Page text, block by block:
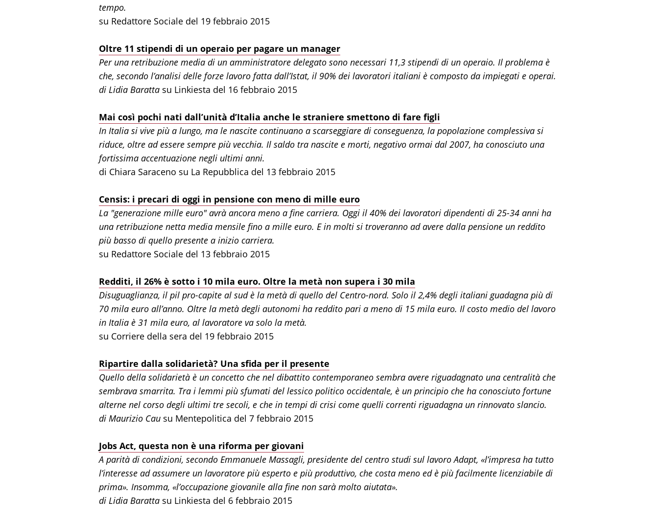
tempo.
su Redattore Sociale del 19 febbraio 2015
Oltre 11 stipendi di un operaio per pagare un manager
Per una retribuzione media di un amministratore delegato sono necessari 11,3 stipendi di un operaio. Il problema è
che, secondo l’analisi delle forze lavoro fatta dall’Istat, il 90% dei lavoratori italiani è composto da impiegati e operai.
di Lidia Baratta su Linkiesta del 16 febbraio 2015
Mai così pochi nati dall’unità d’Italia anche le straniere smettono di fare figli
In Italia si vive più a lungo, ma le nascite continuano a scarseggiare di conseguenza, la popolazione complessiva si
riduce, oltre ad essere sempre più vecchia. Il saldo tra nascite e morti, negativo ormai dal 2007, ha conosciuto una
fortissima accentuazione negli ultimi anni.
di Chiara Saraceno su La Repubblica del 13 febbraio 2015
Censis: i precari di oggi in pensione con meno di mille euro
La "generazione mille euro" avrà ancora meno a fine carriera. Oggi il 40% dei lavoratori dipendenti di 25-34 anni ha
una retribuzione netta media mensile fino a mille euro. E in molti si troveranno ad avere dalla pensione un reddito
più basso di quello presente a inizio carriera.
su Redattore Sociale del 13 febbraio 2015
Redditi, il 26% è sotto i 10 mila euro. Oltre la metà non supera i 30 mila
Disuguaglianza, il pil pro-capite al sud è la metà di quello del Centro-nord. Solo il 2,4% degli italiani guadagna più di
70 mila euro all’anno. Oltre la metà degli autonomi ha reddito pari a meno di 15 mila euro. Il costo medio del lavoro
in Italia è 31 mila euro, al lavoratore va solo la metà.
su Corriere della sera del 19 febbraio 2015
Ripartire dalla solidarietà? Una sfida per il presente
Quello della solidarietà è un concetto che nel dibattito contemporaneo sembra avere riguadagnato una centralità che
sembrava smarrita. Tra i lemmi più sfumati del lessico politico occidentale, è un principio che ha conosciuto fortune
alterne nel corso degli ultimi tre secoli, e che in tempi di crisi come quelli correnti riguadagna un rinnovato slancio.
di Maurizio Cau su Mentepolitica del 7 febbraio 2015
Jobs Act, questa non è una riforma per giovani
A parità di condizioni, secondo Emmanuele Massagli, presidente del centro studi sul lavoro Adapt, «l’impresa ha tutto
l’interesse ad assumere un lavoratore più esperto e più produttivo, che costa meno ed è più facilmente licenziabile di
prima». Insomma, «l’occupazione giovanile alla fine non sarà molto aiutata».
di Lidia Baratta su Linkiesta del 6 febbraio 2015